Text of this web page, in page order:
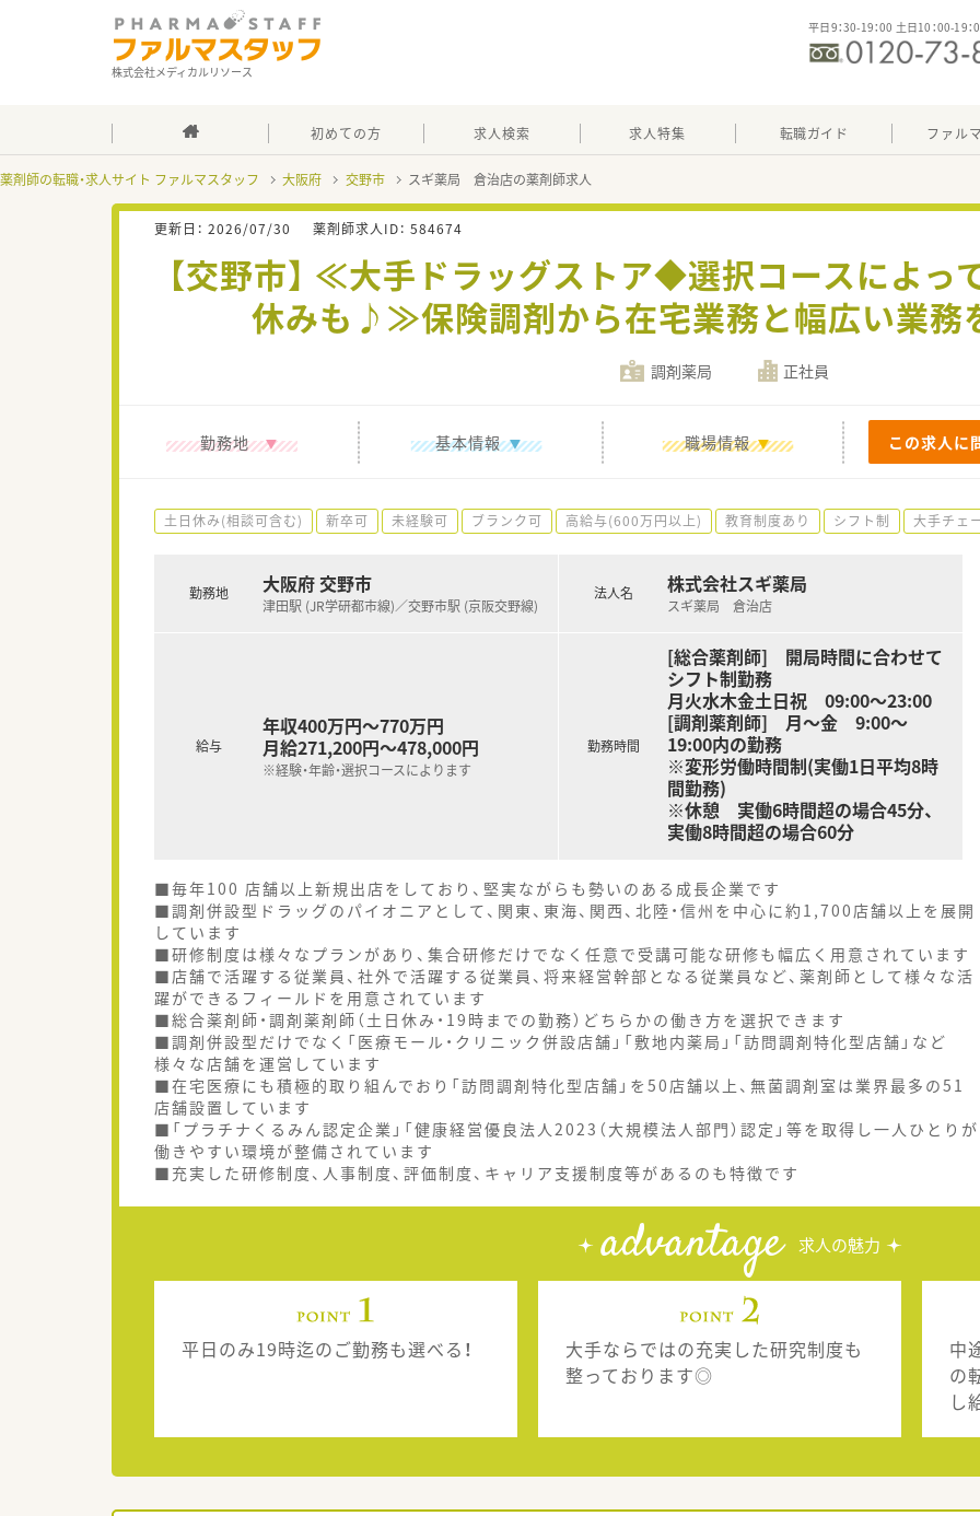
株式会社メディカルリソース
平日9：30-19：00 土日10：00-19：
初めての方 求人検索 求人特集 転職ガイド ファル
薬剤師の転職・求人サイト ファルマスタッフ 大阪府 交野市 スギ薬局 倉治店の薬剤師求人
更新日： 2026/07/30 薬剤師求人ID： 584674
【交野市】 ≪大手ドラッグストア◆選択コースによっ
休みも♪≫保険調剤から在宅業務と幅広い業務
調剤薬局 正社員
勤務地 基本情報 職場情報 この求人に
土日休み(相談可含む) 新卒可 未経験可 ブランク可 高給与(600万円以上) 教育制度あり シフト制 大手チェ
勤務地 大阪府 交野市
津田駅 (JR学研都市線)／交野市駅 (京阪交野線)
給与
年収400万円～770万円
月給271,200円～478,000円
※経験・年齢・選択コースによります
法人名 株式会社スギ薬局
スギ薬局 倉治店
勤務時間
[総合薬剤師] 開局時間に合わせて
シフト制勤務
月火水木金土日祝 09:00〜23:00
[調剤薬剤師] 月～金 9:00～
19:00内の勤務
※変形労働時間制(実働1日平均8時
間勤務)
※休憩 実働6時間超の場合45分、
実働8時間超の場合60分
■毎年100 店舗以上新規出店をしており、堅実ながらも勢いのある成長企業です
■調剤併設型ドラッグのパイオニアとして、関東、東海、関西、北陸・信州を中心に約1,700店舗以上を展開
しています
■研修制度は様々なプランがあり、集合研修だけでなく任意で受講可能な研修も幅広く用意されています
■店舗で活躍する従業員、社外で活躍する従業員、将来経営幹部となる従業員など、薬剤師として様々な活
躍ができるフィールドを用意されています
■総合薬剤師・調剤薬剤師（土日休み・19時までの勤務）どちらかの働き方を選択できます
■調剤併設型だけでなく「医療モール・クリニック併設店舗」「敷地内薬局」「訪問調剤特化型店舗」など
様々な店舗を運営しています
■在宅医療にも積極的取り組んでおり「訪問調剤特化型店舗」を50店舗以上、無菌調剤室は業界最多の51
店舗設置しています
■「プラチナくるみん認定企業」「健康経営優良法人2023（大規模法人部門）認定」等を取得し一人ひとりが
働きやすい環境が整備されています
■充実した研修制度、人事制度、評価制度、キャリア支援制度等があるのも特徴です
advantage 求人の魅力
平日のみ19時迄のご勤務も選べる！
大手ならではの充実した研究制度も
整っております◎
中
の
し